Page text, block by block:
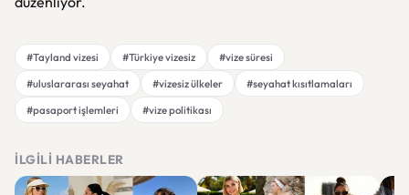
#Tayland vizesi #Türkiye vizesiz
#vize süresi
#uluslararası seyahat
#vizesiz ülkeler
#seyahat kısıtlamaları
#pasaport işlemleri
#vize politikası
İLGILI HABERLER